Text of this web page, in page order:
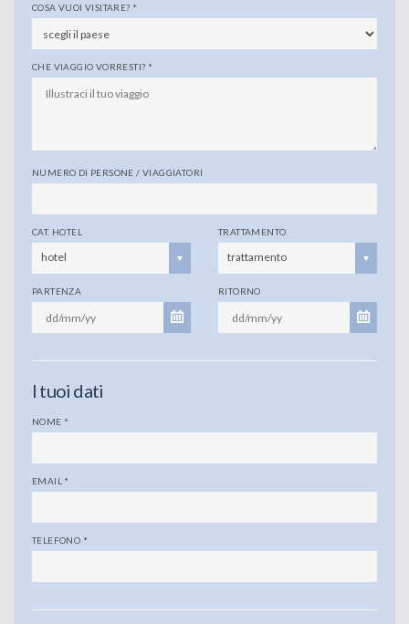
COSA VUOI VISITARE? *
CHE VIAGGIO VORRESTI? *
NUMERO DI PERSONE / VIAGGIATORI
CAT. HOTEL
hotel
TRATTAMENTO
trattamento
PARTENZA RITORNO
I tuoi dati
NOME *
EMAIL *
TELEFONO *